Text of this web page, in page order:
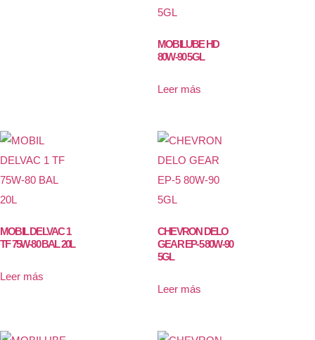
MOBILUBE HD
80W-90 5GL
Leer más
MOBIL DELVAC 1
TF 75W-80 BAL 20L
Leer más
CHEVRON DELO
GEAR EP-5 80W-90
5GL
Leer más